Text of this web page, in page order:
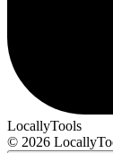
LocallyTools
© 2026